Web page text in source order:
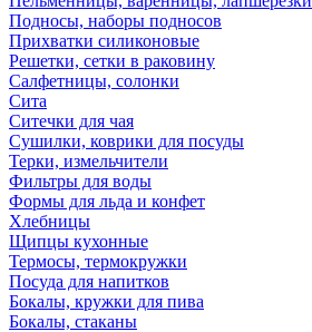
Подносы, наборы подносов
Прихватки силиконовые
Решетки, сетки в раковину
Салфетницы, солонки
Сита
Ситечки для чая
Сушилки, коврики для посуды
Терки, измельчители
Фильтры для воды
Формы для льда и конфет
Хлебницы
Щипцы кухонные
Термосы, термокружки
Посуда для напитков
Бокалы, кружки для пива
Бокалы, стаканы